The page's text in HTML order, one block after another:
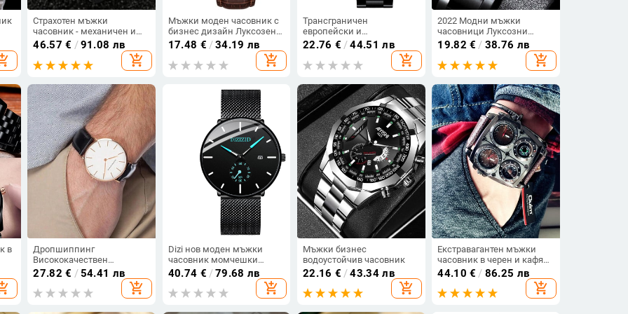
Страхотен мъжки
часовник - механичен и
дигитален, показващ
46.57 € /91.08 лв
add_shopping_cart
Мъжки моден часовник с
бизнес дизайн Луксозен
часовник с кожена
каишка Кварцов часовник
Прост кръгъл циферблат
Часовник с часовник с
17.48 € /34.19 лв
add_shopping_cart
Трансграничен
европейски и
американски бизнес
моден, универсален, лек
луксозен стоманен
часовник с римски цифри,
висок клас, мъжки
часовник на едро с голям
циферблат
22.76 € /44.51 лв
add_shopping_cart
2022 Модни мъжки
часовници Луксозни
мъжки черни кварцови
ръчни часовници от
неръждаема стомана
Мъжки бизнес ежедневни
кожени часовници relogio
masculino
19.82 € / 38.76 лв
add_shopping_cart
в
Дропшиппинг
Висококачествен
часовник с розово злато и
циферблат Мъжки кожен
водоустойчив ръчен
часовник Дамска рокля
27.82 € /54.41 лв
add_shopping_cart
Dizi нов моден мъжки
часовник момчешки
механичен часовник
студентски часовник
модерен водоустойчив
електронен часовник
40.74 € /79.68 лв
add_shopping_cart
Мъжки бизнес
водоустойчив часовник
22.16 € /43.34 лв
add_shopping_cart
Екстравагантен мъжки
часовник в черен и кафяв
цвят
44.10 € / 86.25 лв
add_shopping_cart